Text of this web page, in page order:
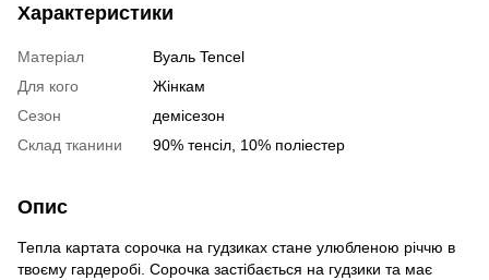
Характеристики
Матеріал
Вуаль Tencel
Для кого
Жінкам
Сезон
демісезон
Склад тканини
90% тенсіл, 10% поліестер
Опис
Тепла картата сорочка на гудзиках стане улюбленою річчю в
твоєму гардеробі. Сорочка застібається на гудзики та має